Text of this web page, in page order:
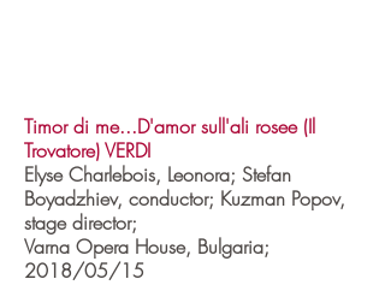
Timor di me...D'amor sull'ali rosee (Il
Trovatore) VERDI
Elyse Charlebois, Leonora; Stefan
Boyadzhiev, conductor; Kuzman Popov,
stage director;
Varna Opera House, Bulgaria;
2018/05/15